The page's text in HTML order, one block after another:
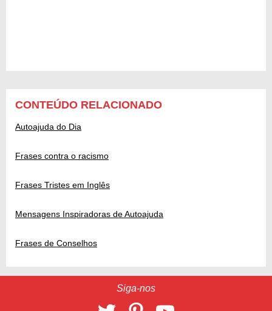
CONTEÚDO RELACIONADO
Autoajuda do Dia
Frases contra o racismo
Frases Tristes em Inglês
Mensagens Inspiradoras de Autoajuda
Frases de Conselhos
Siga-nos